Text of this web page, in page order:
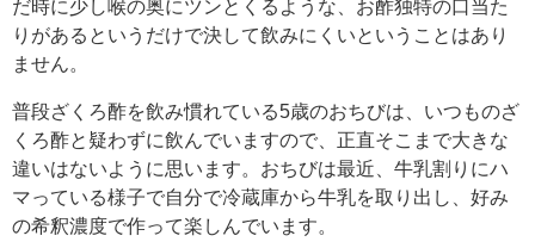
だ時に少し喉の奥にツンとくるような、お酢独特の口当た
りがあるというだけで決して飲みにくいということはあり
ません。
普段ざくろ酢を飲み慣れている5歳のおちびは、いつものざ
くろ酢と疑わずに飲んでいますので、正直そこまで大きな
違いはないように思います。おちびは最近、牛乳割りにハ
マっている様子で自分で冷蔵庫から牛乳を取り出し、好み
の希釈濃度で作って楽しんでいます。